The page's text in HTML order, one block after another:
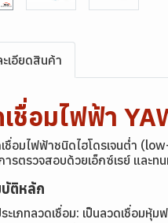
เอียดสินค้า
ชื่อมไฟฟ้า
เชื่อมไฟฟ้าชนิดไฮโดรเจนต่ำ
ารตรวจสอบด้วยเอ็กซ์เรย์ และท
ติหลัก
ะเภทลวดเชื่อม: เป็นลวดเชื่อม